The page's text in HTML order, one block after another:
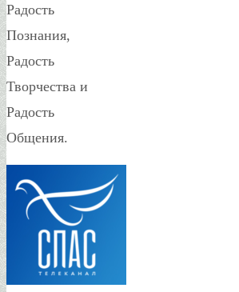
Радость
Познания,
Радость
Творчества и
Радость
Общения.